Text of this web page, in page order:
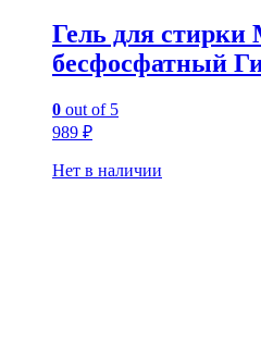
Гель для
бесфосфатный
0 out of 5
989 ₽
Нет в наличии